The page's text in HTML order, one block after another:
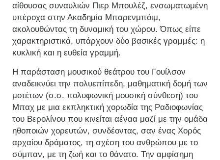
αίθουσας συναυλιών Πιερ Μπουλέζ, ενσωματωμένη
υπέροχα στην Ακαδημία Μπαρενμπόιμ,
ακολουθώντας τη δυναμική του χώρου. Όπως είπε
χαρακτηριστικά, υπάρχουν δύο βασικές γραμμές: η
κυκλική και η ευθεία γραμμή.
Η παράσταση μουσικού θεάτρου του Γουίλσον
αναδεικνύει την πολυεπίπεδη, μαθηματική δομή των
μοτέτων (σ.σ. πολυφωνική μουσική σύνθεση) του
Μπαχ με μια εκπληκτική χορωδία της Ραδιοφωνίας
του Βερολίνου που κινείται αέναα μαζί με την ομάδα
ηθοποιών χορευτών, συνδέοντας, σαν ένας Χορός
αρχαίου δράματος, τη σχέση του ανθρώπου με το
σύμπαν, με τη ζωή και το θάνατο. Την αμφίσημη